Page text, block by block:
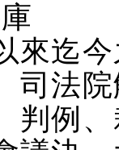
來迄
司法
判例